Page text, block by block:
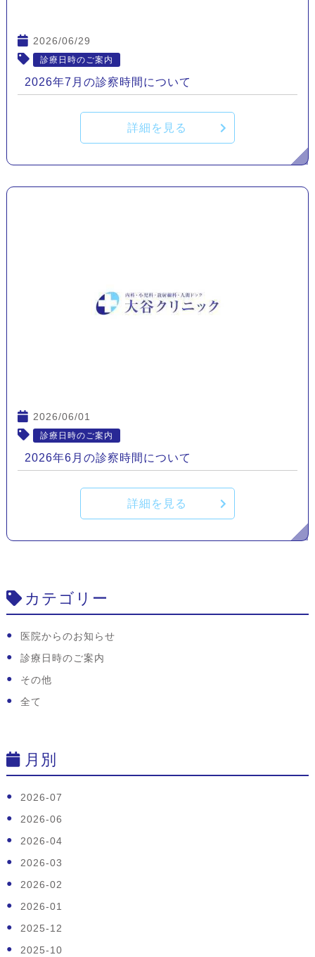
2026/06/29
診療日時のご案内
2026年7月の診察時間について
詳細を見る
2026/06/01
診療日時のご案内
2026年6月の診察時間について
詳細を見る
カテゴリー
医院からのお知らせ
診療日時のご案内
その他
全て
月別
2026-07
2026-06
2026-04
2026-03
2026-02
2026-01
2025-12
2025-10